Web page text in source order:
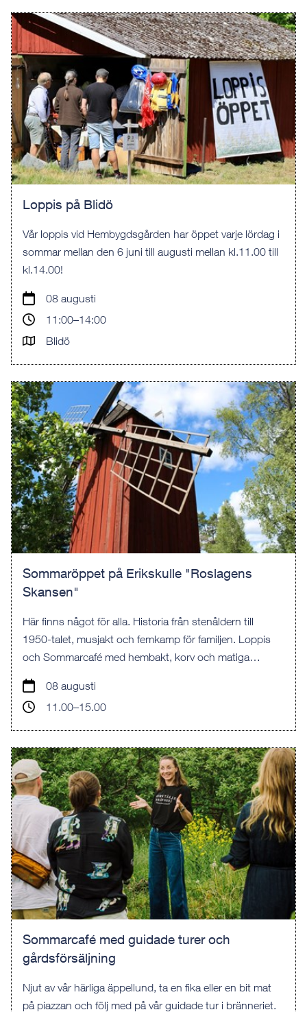
Loppis på Blidö
Vår loppis vid Hembygdsgården har öppet varje lördag i
sommar mellan den 6 juni till augusti mellan kl.11.00 till
kl.14.00!
08 augusti
11:00–14:00
Blidö
Sommaröppet på Erikskulle "Roslagens
Skansen"
Här finns något för alla. Historia från stenåldern till
1950-talet, musjakt och femkamp för familjen. Loppis
och Sommarcafé med hembakt, korv och matiga
08 augusti
11.00–15.00
Sommarcafé med guidade turer och
gårdsförsäljning
Njut av vår härliga äppellund, ta en fika eller en bit mat
på piazzan och följ med på vår guidade tur i bränneriet.